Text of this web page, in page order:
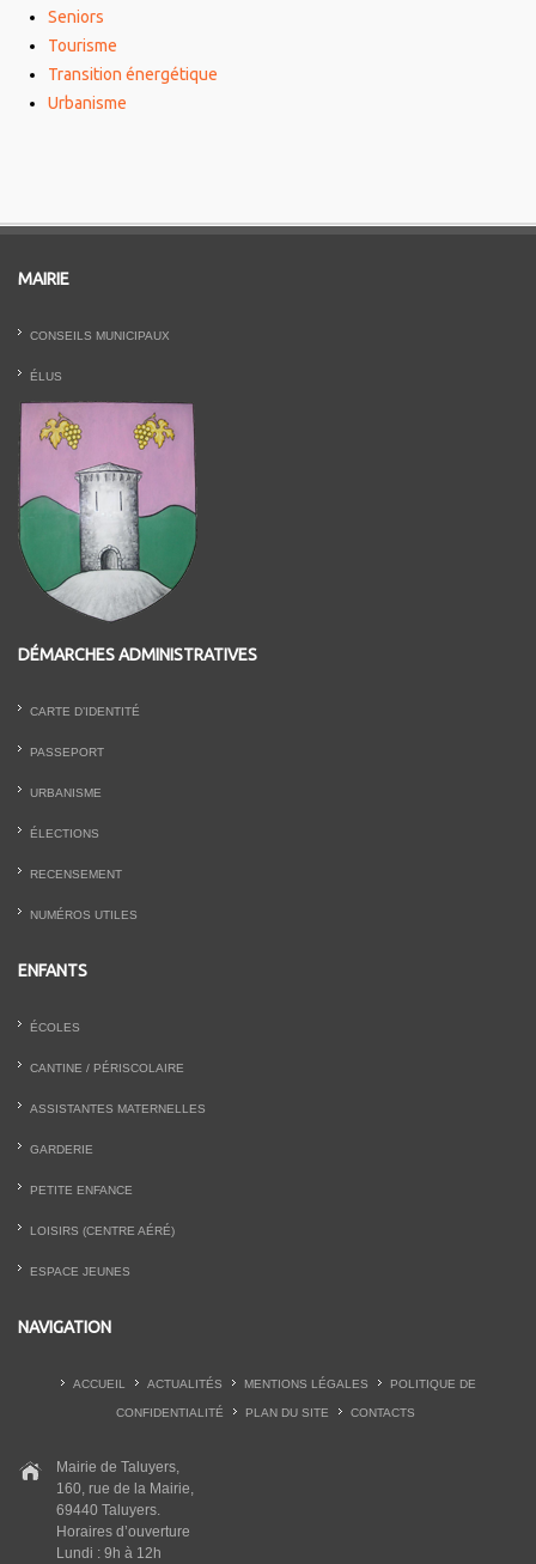
Seniors
Tourisme
Transition énergétique
Urbanisme
MAIRIE
CONSEILS MUNICIPAUX
ÉLUS
DÉMARCHES ADMINISTRATIVES
CARTE D’IDENTITÉ
PASSEPORT
URBANISME
ÉLECTIONS
RECENSEMENT
NUMÉROS UTILES
ENFANTS
ÉCOLES
CANTINE / PÉRISCOLAIRE
ASSISTANTES MATERNELLES
GARDERIE
PETITE ENFANCE
LOISIRS (CENTRE AÉRÉ)
ESPACE JEUNES
NAVIGATION
ACCUEIL ACTUALITÉS MENTIONS LÉGALES POLITIQUE DE
CONFIDENTIALITÉ PLAN DU SITE CONTACTS
Mairie de Taluyers,
160, rue de la Mairie,
69440 Taluyers.
Horaires d’ouverture
Lundi : 9h à 12h